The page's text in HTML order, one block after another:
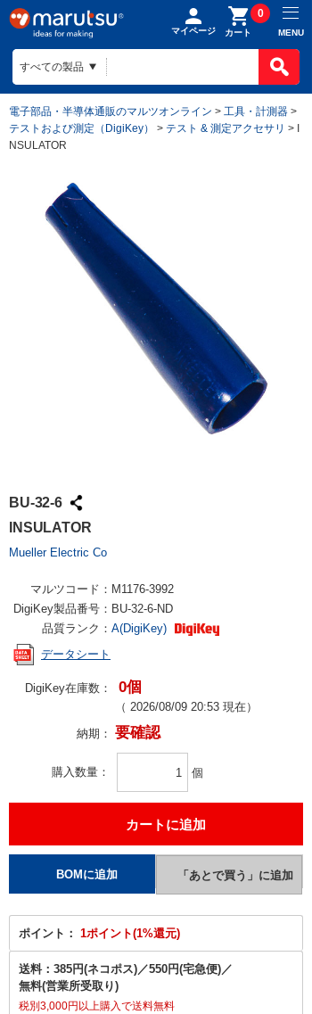
マイページ カート
0
MENU
電子部品・半導体通販のマルツオンライン > 工具・計測器 >
テストおよび測定（DigiKey）
> テスト & 測定アクセサリ > I
NSULATOR
BU-32-6
INSULATOR
Mueller Electric Co
マルツコード： M1176-3992
DigiKey製品番号： BU-32-6-ND
品質ランク： A(DigiKey)
データシート
DigiKey在庫数： 0個
（ 2026/08/09 20:53 現在）
納期： 要確認
購入数量 個
ポイント： 1ポイント(1%還元)
送料： 385円(ネコポス)／550円(宅急便)／
無料(営業所受取り)
税別3,000円以上購入で送料無料